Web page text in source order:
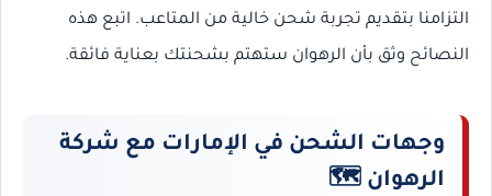
التزامنا بتقديم تجربة شحن خالية من المتاعب. اتبع هذه
النصائح وثق بأن الرهوان ستهتم بشحنتك بعناية فائقة.
وجهات الشحن في الإمارات مع شركة
الرهوان 🗺️